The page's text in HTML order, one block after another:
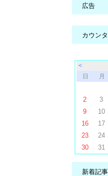
広告
カウン
＜
日
月
2
3
9
10
16
17
23
24
30
31
新着記事